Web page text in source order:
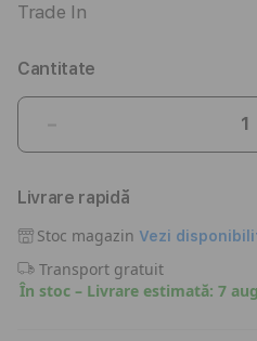
Trade In
Cantitate
cantitatea
iPad
M4,
13&quot;,
128GB,
Livrare rapidă
Stoc magazin Vezi
Transport gratuit
În stoc – Livrare estimată: 7